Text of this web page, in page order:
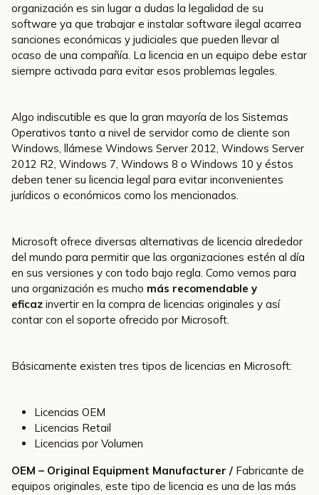
organización es sin lugar a dudas la legalidad de su
software ya que trabajar e instalar software ilegal acarrea
sanciones económicas y judiciales que pueden llevar al
ocaso de una compañía. La licencia en un equipo debe estar
siempre activada para evitar esos problemas legales.
Algo indiscutible es que la gran mayoría de los Sistemas
Operativos tanto a nivel de servidor como de cliente son
Windows, llámese Windows Server 2012, Windows Server
2012 R2, Windows 7, Windows 8 o Windows 10 y éstos
deben tener su licencia legal para evitar inconvenientes
jurídicos o económicos como los mencionados.
Microsoft ofrece diversas alternativas de licencia alrededor
del mundo para permitir que las organizaciones estén al día
en sus versiones y con todo bajo regla. Como vemos para
una organización es mucho más recomendable y
eficaz invertir en la compra de licencias originales y así
contar con el soporte ofrecido por Microsoft.
Básicamente existen tres tipos de licencias en Microsoft:
Licencias OEM
Licencias Retail
Licencias por Volumen
OEM – Original Equipment Manufacturer / Fabricante de
equipos originales, este tipo de licencia es una de las más